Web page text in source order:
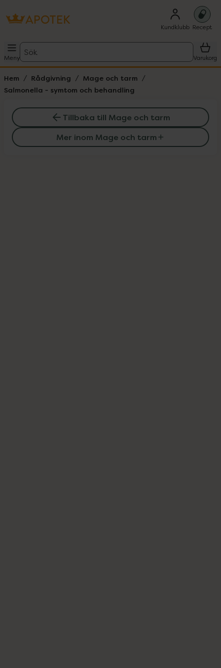
Kundklubb Recept
Meny
Sök
Varukorg
Hem Rådgivning
Mage och tarm
Salmonella - symtom och behandling
Tillbaka till Mage och tarm
Mer inom Mage och tarm